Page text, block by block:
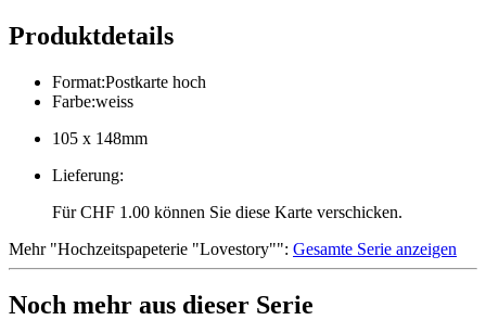
Produktdetails
Format:Postkarte hoch
Farbe:weiss
105 x 148mm
Lieferung:
Für CHF 1.00 können Sie diese Karte verschicken.
Mehr"Hochzeitspapeterie "Lovestory"": Gesamte Serie anzeigen
Noch mehr aus dieser Serie